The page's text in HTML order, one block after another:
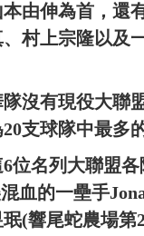
由伸為首，還
、村上宗隆以及
沒有現役大聯
支球隊中最多
位名列大聯盟
血的一壘手
(響尾蛇農場第